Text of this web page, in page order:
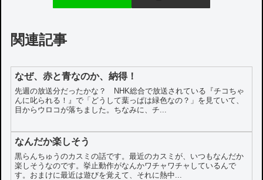
関連記事
なぜ、赤と青なのか、納得！
先週の放送分だったかな？ NHK総合で放送されている『チコちゃ
んに叱られる！』で「どうして葉っぱは緑色なの？」を見ていて、
目からウロコが落ちました。ちなみに、チ...
なんだか楽しそう
黒らんちゅうのカスミの話です。最近のカスミが、いつもなんだか
楽しそうなのです。挙止動作がなんかワチャワチャしているんで
す。おまけに最近は遊びを覚えて、それに熱中...